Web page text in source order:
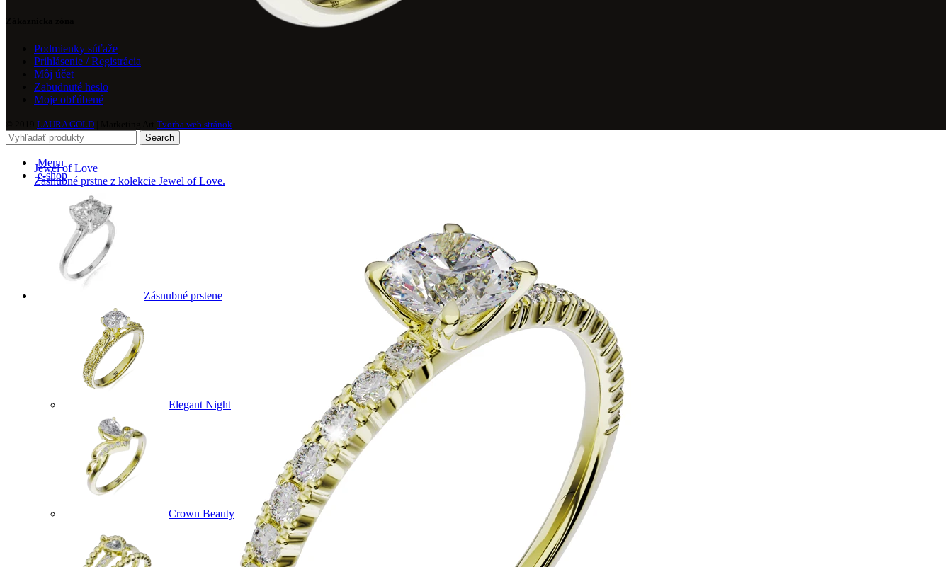
Jewel of Love
Zásnubné prstne z kolekcie Jewel of Love.
Podmienky súťaže
Prihlásenie / Registrácia
Môj účet
Zabudnuté heslo
Moje obľúbené
LAURA GOLD
Tvorba web stránok
Search
Menu
e-shop
Zásnubné prstene
Elegant Night
Crown Beauty